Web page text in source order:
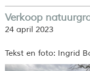
Verkoop
24 april 2023
Tekst en foto: Ingrid